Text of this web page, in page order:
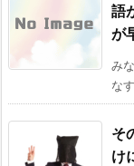
語
が
み
な
そ
け